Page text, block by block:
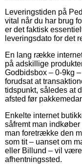
Leveringstiden på
vital når du har brug
er det faktisk
leveringsdato for det
En lang række
på adskillige
Godbidsbox – 0-9kg
forudsat at
tidspunkt, således at
afsted før
Enkelte internet
såfremt man
man foretrække den
som tit – uanset om
eller Billund – vil
afhentningssted.